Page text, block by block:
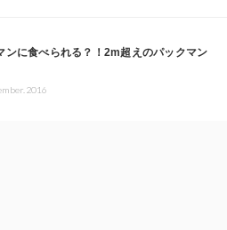
ンに食べられる？！2m超えのパックマン